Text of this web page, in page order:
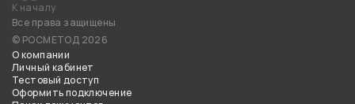
К началу
Все права защищены
© РОСМЕТОД 2026
О компании
Личный кабинет
Тестовый доступ
Оформить подключение